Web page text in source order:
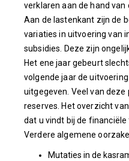
verklaren aan de hand
Aan de lastenkant zijn de
variaties in uitvoering van
subsidies. Deze zijn
Het ene jaar gebeurt
volgende jaar de
uitgegeven. Veel van
reserves. Het overzicht
dat u vindt bij de
Verdere algemene
Mutaties in de